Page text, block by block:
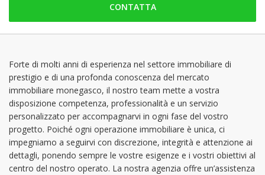
mercoledì: 09:00 - 12:30 | 13:30 - 18:00
giovedì: 09:00 - 12:30 | 13:30 - 18:00
venerdì: 09:00 - 12:30 | 13:30 - 17:00
CONTATTA
Forte di molti anni di esperienza nel settore immobiliare di
prestigio e di una profonda conoscenza del mercato
immobiliare monegasco, il nostro team mette a vostra
disposizione competenza, professionalità e un servizio
personalizzato per accompagnarvi in ogni fase del vostro
progetto. Poiché ogni operazione immobiliare è unica, ci
impegniamo a seguirvi con discrezione, integrità e attenzione ai
dettagli, ponendo sempre le vostre esigenze e i vostri obiettivi al
centro del nostro operato. La nostra agenzia offre un’assistenza